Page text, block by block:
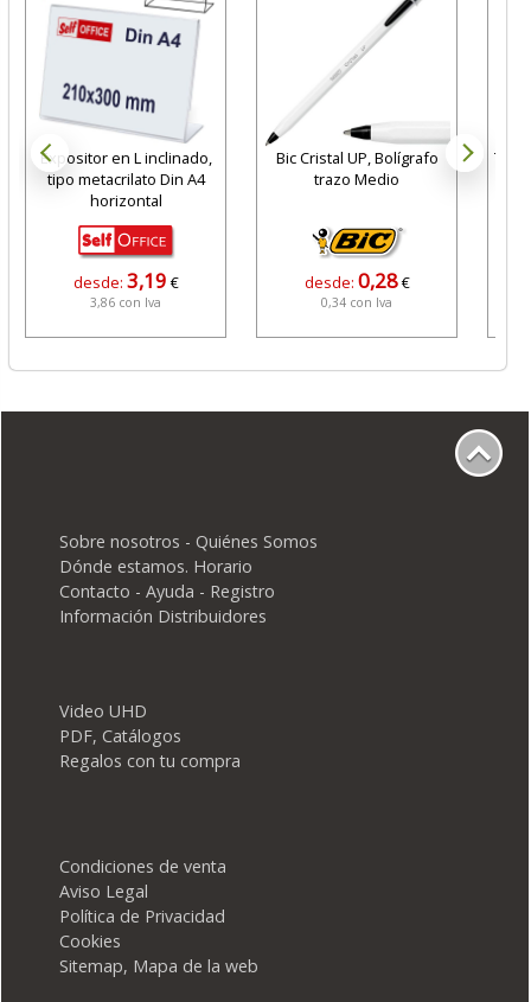
Expositor en L inclinado,
tipo metacrilato Din A4
horizontal
desde: 3,19 €
3,86 con Iva
Bic Cristal UP, Bolígrafo
trazo Medio
desde: 0,28€
0,34 con Iva
Sobre nosotros - Quiénes Somos
Dónde estamos. Horario
Contacto - Ayuda - Registro
Información Distribuidores
Video UHD
PDF, Catálogos
Regalos con tu compra
Condiciones de venta
Aviso Legal
Política de Privacidad
Cookies
Sitemap, Mapa de la web